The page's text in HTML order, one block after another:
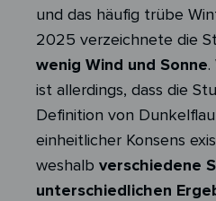
und das häufig trübe
2025 verzeichnete die
wenig Wind und Sonne
ist allerdings, dass die
Definition von
einheitlicher Konsens
weshalb verschiedene
unterschiedlichen